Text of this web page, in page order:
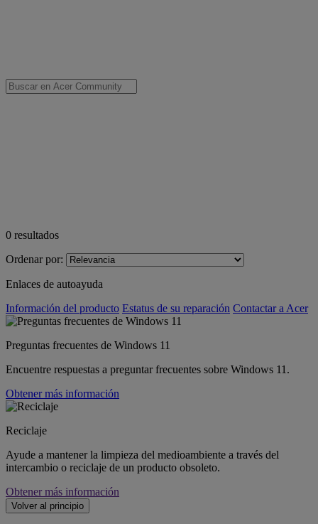
0 resultados
Ordenar por:
Enlaces de autoayuda
Información del producto Estatus de su reparación Contactar a Acer
Preguntas frecuentes de Windows 11
Encuentre respuestas a preguntar frecuentes sobre Windows 11.
Obtener más información
Reciclaje
Ayude a mantener la limpieza del medioambiente a través del
intercambio o reciclaje de un producto obsoleto.
Obtener más información
Volver al principio